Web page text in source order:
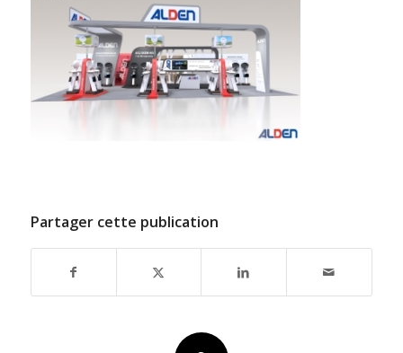
Partager cette publication